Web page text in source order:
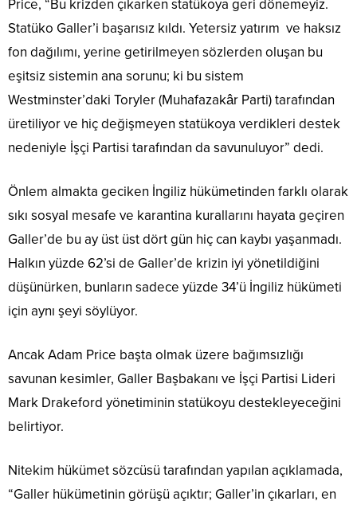
Price, “Bu krizden çıkarken statükoya geri dönemeyiz.
Statüko Galler’i başarısız kıldı. Yetersiz yatırım ve haksız
fon dağılımı, yerine getirilmeyen sözlerden oluşan bu
eşitsiz sistemin ana sorunu; ki bu sistem
Westminster’daki Toryler (Muhafazakâr Parti) tarafından
üretiliyor ve hiç değişmeyen statükoya verdikleri destek
nedeniyle İşçi Partisi tarafından da savunuluyor” dedi.
Önlem almakta geciken İngiliz hükümetinden farklı olarak
sıkı sosyal mesafe ve karantina kurallarını hayata geçiren
Galler’de bu ay üst üst dört gün hiç can kaybı yaşanmadı.
Halkın yüzde 62’si de Galler’de krizin iyi yönetildiğini
düşünürken, bunların sadece yüzde 34’ü İngiliz hükümeti
için aynı şeyi söylüyor.
Ancak Adam Price başta olmak üzere bağımsızlığı
savunan kesimler, Galler Başbakanı ve İşçi Partisi Lideri
Mark Drakeford yönetiminin statükoyu destekleyeceğini
belirtiyor.
Nitekim hükümet sözcüsü tarafından yapılan açıklamada,
“Galler hükümetinin görüşü açıktır; Galler’in çıkarları, en